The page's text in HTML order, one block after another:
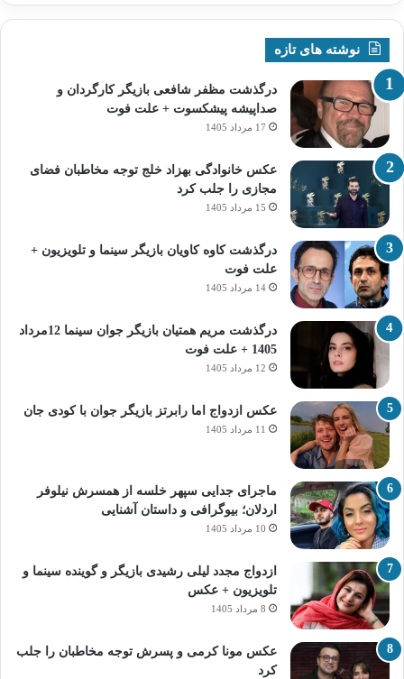
نوشته های تازه
درگذشت مظفر شافعی بازیگر کارگردان و
صداپیشه پیشکسوت + علت فوت
17 مرداد 1405
عکس خانوادگی بهزاد خلج توجه مخاطبان فضای
مجازی را جلب کرد
15 مرداد 1405
درگذشت کاوه کاویان بازیگر سینما و تلویزیون +
علت فوت
14 مرداد 1405
درگذشت مریم همتیان بازیگر جوان سینما 12مرداد
1405 + علت فوت
12 مرداد 1405
عکس ازدواج اما رابرتز بازیگر جوان با کودی جان
11 مرداد 1405
ماجرای جدایی سپهر خلسه از همسرش نیلوفر
اردلان؛ بیوگرافی و داستان آشنایی
10 مرداد 1405
ازدواج مجدد لیلی رشیدی بازیگر و گوینده سینما و
تلویزیون + عکس
8 مرداد 1405
عکس مونا کرمی و پسرش توجه مخاطبان را جلب
کرد